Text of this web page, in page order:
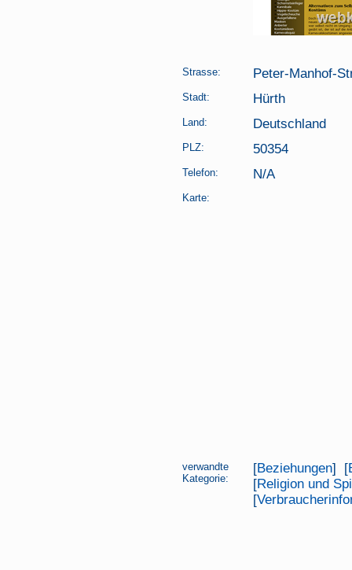
Strasse: Peter-Manhof-
Stadt: Hürth
Land: Deutschland
PLZ: 50354
Telefon: N/A
Karte:
verwandte
Kategorie:
[Beziehungen] [
[Religion und
[